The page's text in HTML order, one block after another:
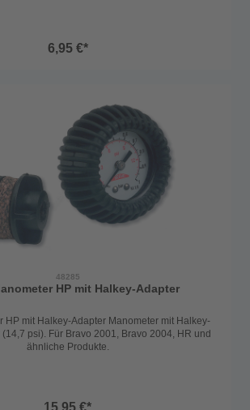
6,95 €*
48285
HP mit Halkey-Adapter
HP mit Halkey-Adapter Manometer mit Halkey-
psi). Für Bravo 2001, Bravo 2004, HR und
ähnliche Produkte.
15,95 €*